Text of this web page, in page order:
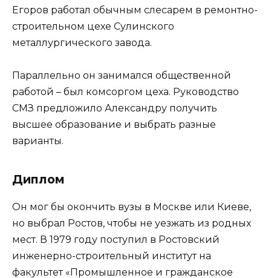
Егоров работал обычным слесарем в ремонтно-
строительном цехе Сулинского
металлургического завода.
Параллельно он занимался общественной
работой – был комсоргом цеха. Руководство
СМЗ предложило Александру получить
высшее образование и выбрать разные
варианты.
Диплом
Он мог бы окончить вузы в Москве или Киеве,
но выбрал Ростов, чтобы не уезжать из родных
мест. В 1979 году поступил в Ростовский
инженерно-строительный институт на
факультет «Промышленное и гражданское